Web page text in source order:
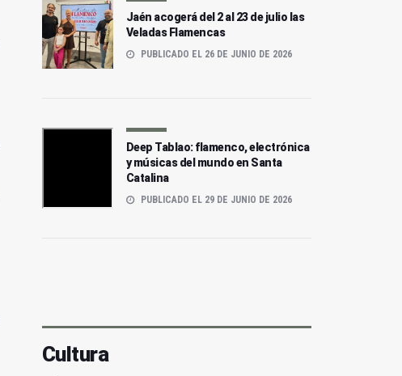
Jaén acogerá del 2 al 23 de julio las
Veladas Flamencas
PUBLICADO EL 26 DE JUNIO DE 2026
Deep Tablao: flamenco, electrónica
y músicas del mundo en Santa
Catalina
PUBLICADO EL 29 DE JUNIO DE 2026
Cultura